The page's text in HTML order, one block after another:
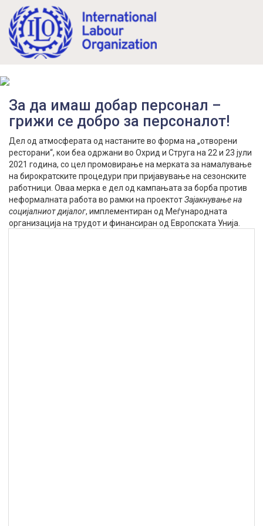
За да имаш добар персонал –
грижи се добро за персоналот!
Дел од атмосферата од настаните во форма на „отворени
ресторани“, кои беа одржани во Охрид и Струга на 22 и 23 јули
2021 година, со цел промовирање на мерката за намалување
на бирократските процедури при пријавување на сезонските
работници. Oваа мерка е дел од кампањата за борба против
неформалната работа во рамки на проектотЗајакнување на
социјалниот дијалог, имплементиран од Меѓународната
организација на трудот и финансиран од Европската Унија.